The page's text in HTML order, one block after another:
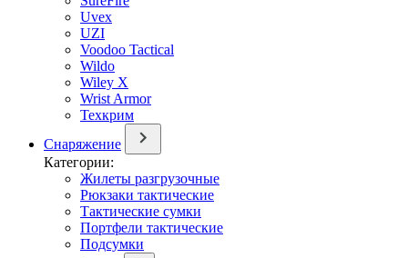
Uvex
UZI
Voodoo Tactical
Wildo
Wiley X
Wrist Armor
Техкрим
Снаряжение
Категории:
Жилеты разгрузочные
Рюкзаки тактические
Тактические сумки
Портфели тактические
Подсумки